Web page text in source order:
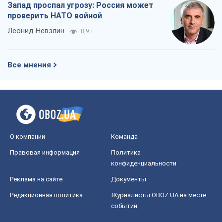
Запад проспал угрозу: Россия может
проверить НАТО войной
Леонид Невзлин 8,9 т.
Все мнения
О компании Команда
Правовая информация
Политика
конфиденциальности
Реклама на сайте Документы
Редакционная политика
Журналисты OBOZ.UA на месте
событий